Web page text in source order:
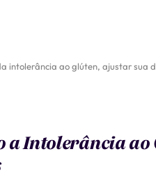
intolerância ao glúten, ajustar
a Intolerância ao